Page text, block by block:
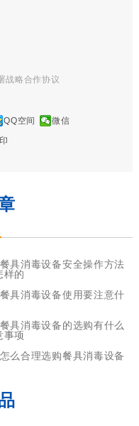
战略合作协议
QQ空间
微信
餐具消毒设备安全操作方法
样的
餐具消毒设备使用要注意什
餐具消毒设备的选购有什么
事项
怎么合理选购餐具消毒设备